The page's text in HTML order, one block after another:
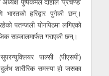
पुष्पकमल दाहाल ‘प्रचण्ड’
भारतको हरिद्वार पुगेकी छन्।
पतन्जली योगपिठमा लगिएको
सञ्जालमार्फत गराएकी छन्।
पाल्सी (पीएसपी)
शारीरिक समस्या हो जसका